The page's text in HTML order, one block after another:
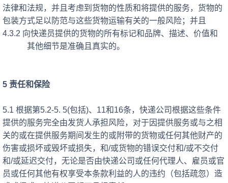
法律和法规，并且考虑到货物的性质和将提供的服务，货物的
包装方式足以防范与这些货物运输有关的一般风险；并且
4.3.2 向快递员提供的货物的所有标记和品牌、描述、价值和
其他细节是准确且真实的。
5 责任和保险
5.1 根据第5.2-5. 5(包括)、11和16条，快递公司根据这些条件
提供的服务完全由发货人承担风险，对于因提供服务或与之相
关的或在提供服务期间发生的或附带的货物或任何其他财产的
伤害或损坏或毁坏或损失，和/或货物的错误交付和/或不交付
和/或延迟交付，无论是否由快递公司或任何代理人、雇员或官
员或任何其他有权享受本条款利益的人的违约（包括疏忽）造